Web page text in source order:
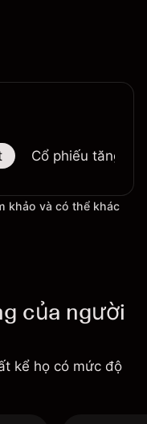
Cổ phiếu tăng
khảo và có thể khác
của người
kể họ có mức độ